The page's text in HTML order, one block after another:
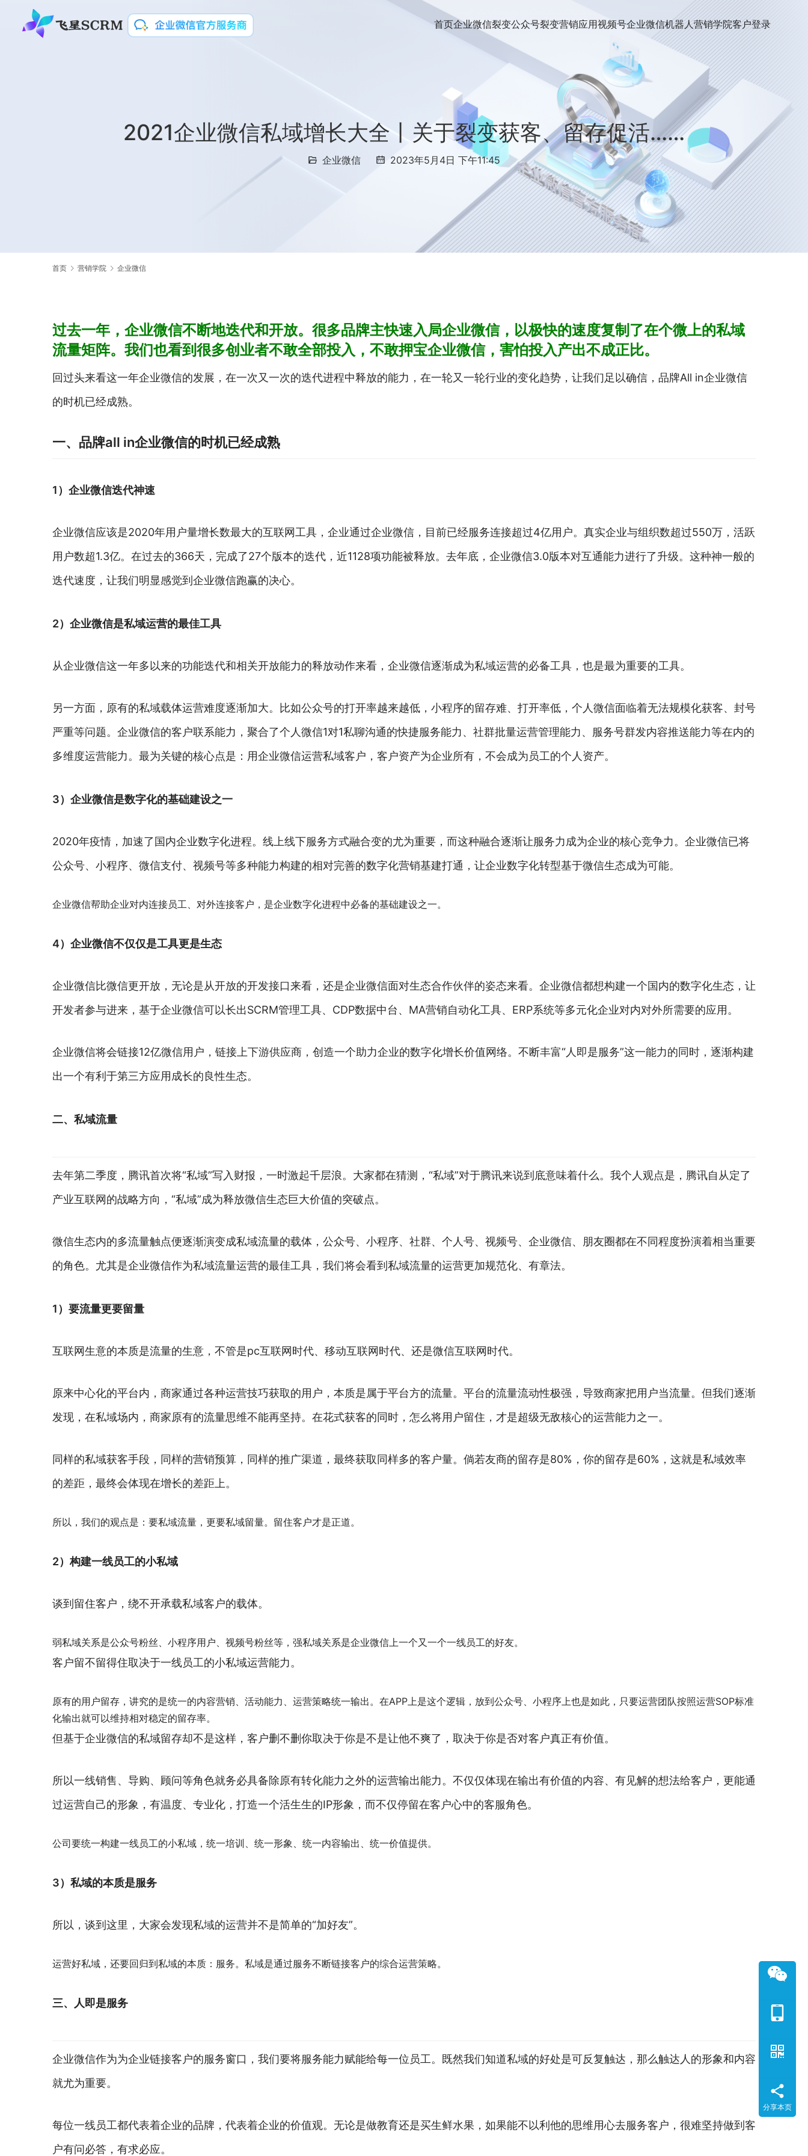
首页企业微信裂变公众号裂变营销应用视频号企业微信机器人营销学院客户登录
2021企业微信私域增长大全丨关于裂变获客、留存促活……
企业微信 2023年5月4日 下午11:45
首页 营销学院 企业微信
过去一年，企业微信不断地迭代和开放。很多品牌主快速入局企业微信，以极快的速度复制了在个微上的私域
流量矩阵。我们也看到很多创业者不敢全部投入，不敢押宝企业微信，害怕投入产出不成正比。
回过头来看这一年企业微信的发展，在一次又一次的迭代进程中释放的能力，在一轮又一轮行业的变化趋势，让我们足以确信，品牌All in企业微信
的时机已经成熟。
一、品牌all in企业微信的时机已经成熟
1）企业微信迭代神速
企业微信应该是2020年用户量增长数最大的互联网工具，企业通过企业微信，目前已经服务连接超过4亿用户。真实企业与组织数超过550万，活跃
用户数超1.3亿。在过去的366天，完成了27个版本的迭代，近1128项功能被释放。去年底，企业微信3.0版本对互通能力进行了升级。这种神一般的
迭代速度，让我们明显感觉到企业微信跑赢的决心。
2）企业微信是私域运营的最佳工具
从企业微信这一年多以来的功能迭代和相关开放能力的释放动作来看，企业微信逐渐成为私域运营的必备工具，也是最为重要的工具。
另一方面，原有的私域载体运营难度逐渐加大。比如公众号的打开率越来越低，小程序的留存难、打开率低，个人微信面临着无法规模化获客、封号
严重等问题。企业微信的客户联系能力，聚合了个人微信1对1私聊沟通的快捷服务能力、社群批量运营管理能力、服务号群发内容推送能力等在内的
多维度运营能力。最为关键的核心点是：用企业微信运营私域客户，客户资产为企业所有，不会成为员工的个人资产。
3）企业微信是数字化的基础建设之一
2020年疫情，加速了国内企业数字化进程。线上线下服务方式融合变的尤为重要，而这种融合逐渐让服务力成为企业的核心竞争力。企业微信已将
公众号、小程序、微信支付、视频号等多种能力构建的相对完善的数字化营销基建打通，让企业数字化转型基于微信生态成为可能。
企业微信帮助企业对内连接员工、对外连接客户，是企业数字化进程中必备的基础建设之一。
4）企业微信不仅仅是工具更是生态
企业微信比微信更开放，无论是从开放的开发接口来看，还是企业微信面对生态合作伙伴的姿态来看。企业微信都想构建一个国内的数字化生态，让
开发者参与进来，基于企业微信可以长出SCRM管理工具、CDP数据中台、MA营销自动化工具、ERP系统等多元化企业对内对外所需要的应用。
企业微信将会链接12亿微信用户，链接上下游供应商，创造一个助力企业的数字化增长价值网络。不断丰富“人即是服务”这一能力的同时，逐渐构建
出一个有利于第三方应用成长的良性生态。
二、私域流量
去年第二季度，腾讯首次将“私域”写入财报，一时激起千层浪。大家都在猜测，“私域”对于腾讯来说到底意味着什么。我个人观点是，腾讯自从定了
产业互联网的战略方向，“私域”成为释放微信生态巨大价值的突破点。
微信生态内的多流量触点便逐渐演变成私域流量的载体，公众号、小程序、社群、个人号、视频号、企业微信、朋友圈都在不同程度扮演着相当重要
的角色。尤其是企业微信作为私域流量运营的最佳工具，我们将会看到私域流量的运营更加规范化、有章法。
1）要流量更要留量
互联网生意的本质是流量的生意，不管是pc互联网时代、移动互联网时代、还是微信互联网时代。
原来中心化的平台内，商家通过各种运营技巧获取的用户，本质是属于平台方的流量。平台的流量流动性极强，导致商家把用户当流量。但我们逐渐
发现，在私域场内，商家原有的流量思维不能再坚持。在花式获客的同时，怎么将用户留住，才是超级无敌核心的运营能力之一。
同样的私域获客手段，同样的营销预算，同样的推广渠道，最终获取同样多的客户量。倘若友商的留存是80%，你的留存是60%，这就是私域效率
的差距，最终会体现在增长的差距上。
所以，我们的观点是：要私域流量，更要私域留量。留住客户才是正道。
2）构建一线员工的小私域
谈到留住客户，绕不开承载私域客户的载体。
弱私域关系是公众号粉丝、小程序用户、视频号粉丝等，强私域关系是企业微信上一个又一个一线员工的好友。
客户留不留得住取决于一线员工的小私域运营能力。
原有的用户留存，讲究的是统一的内容营销、活动能力、运营策略统一输出。在APP上是这个逻辑，放到公众号、小程序上也是如此，只要运营团队按照运营SOP标准
化输出就可以维持相对稳定的留存率。
但基于企业微信的私域留存却不是这样，客户删不删你取决于你是不是让他不爽了，取决于你是否对客户真正有价值。
所以一线销售、导购、顾问等角色就务必具备除原有转化能力之外的运营输出能力。不仅仅体现在输出有价值的内容、有见解的想法给客户，更能通
过运营自己的形象，有温度、专业化，打造一个活生生的IP形象，而不仅停留在客户心中的客服角色。
公司要统一构建一线员工的小私域，统一培训、统一形象、统一内容输出、统一价值提供。
3）私域的本质是服务
所以，谈到这里，大家会发现私域的运营并不是简单的“加好友”。
运营好私域，还要回归到私域的本质：服务。私域是通过服务不断链接客户的综合运营策略。
三、人即是服务
企业微信作为为企业链接客户的服务窗口，我们要将服务能力赋能给每一位员工。既然我们知道私域的好处是可反复触达，那么触达人的形象和内容
就尤为重要。
每位一线员工都代表着企业的品牌，代表着企业的价值观。无论是做教育还是买生鲜水果，如果能不以利他的思维用心去服务客户，很难坚持做到客
户有问必答，有求必应。
分享本页